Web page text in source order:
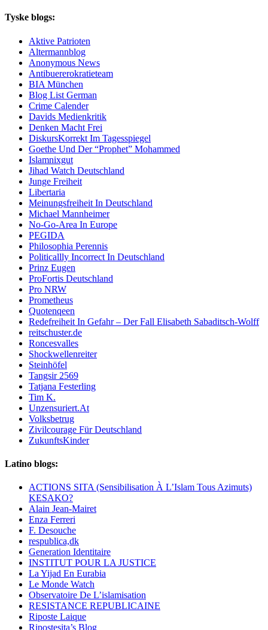
Tyske blogs:
Aktive Patrioten
Altermannblog
Anonymous News
Antibuererokratieteam
BIA München
Blog List German
Crime Calender
Davids Medienkritik
Denken Macht Frei
DiskursKorrekt Im Tagesspiegel
Goethe Und Der “Prophet” Mohammed
Islamnixgut
Jihad Watch Deutschland
Junge Freiheit
Libertaria
Meinungsfreiheit In Deutschland
Michael Mannheimer
No-Go-Area In Europe
PEGIDA
Philosophia Perennis
Politicallly Incorrect In Deutschland
Prinz Eugen
ProFortis Deutschland
Pro NRW
Prometheus
Quotenqeen
Redefreiheit In Gefahr – Der Fall Elisabeth Sabaditsch-Wolff
reitschuster.de
Roncesvalles
Shockwellenreiter
Steinhöfel
Tangsir 2569
Tatjana Festerling
Tim K.
Unzensuriert.At
Volksbetrug
Zivilcourage Für Deutschland
ZukunftsKinder
Latino blogs:
ACTIONS SITA (Sensibilisation À L’Islam Tous Azimuts)
KESAKO?
Alain Jean-Mairet
Enza Ferreri
F. Desouche
respublica,dk
Generation Identitaire
INSTITUT POUR LA JUSTICE
La Yijad En Eurabia
Le Monde Watch
Observatoire De L’islamisation
RESISTANCE REPUBLICAINE
Riposte Laique
Ripostesita’s Blog